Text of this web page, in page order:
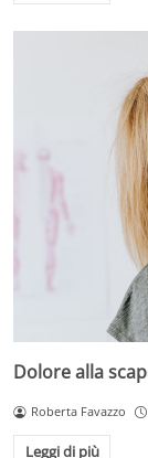
Dolore alla
Roberta Favazzo
Leggi di più